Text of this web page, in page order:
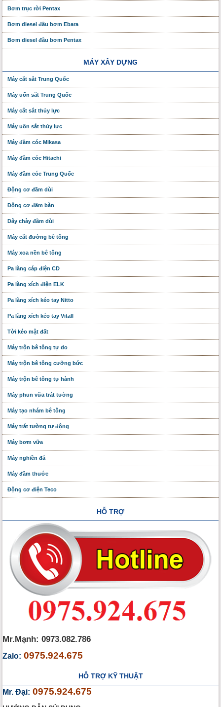
Bơm trục rời Pentax
Bơm diesel đầu bơm Ebara
Bơm diesel đầu bơm Pentax
MÁY XÂY DỰNG
Máy cắt sắt Trung Quốc
Máy uốn sắt Trung Quốc
Máy cắt sắt thủy lực
Máy uốn sắt thủy lực
Máy đầm cóc Mikasa
Máy đầm cóc Hitachi
Máy đầm cóc Trung Quốc
Động cơ đầm dùi
Động cơ đầm bàn
Dây chày đầm dùi
Máy cắt đường bê tông
Máy xoa nền bê tông
Pa lăng cáp điện CD
Pa lăng xích điện ELK
Pa lăng xích kéo tay Nitto
Pa lăng xích kéo tay Vitall
Tời kéo mặt đất
Máy trộn bê tông tự do
Máy trộn bê tông cưỡng bức
Máy trộn bê tông tự hành
Máy phun vữa trát tường
Máy tạo nhám bê tông
Máy trát tường tự động
Máy bơm vữa
Máy nghiền đá
Máy đầm thước
Động cơ điện Teco
HỖ TRỢ
Mr.Mạnh: 0973.082.786
Zalo: 0975.924.675
HỖ TRỢ KỸ THUẬT
Mr. Đại: 0975.924.675